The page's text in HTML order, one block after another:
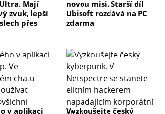
Mají
zvuk, lepší
přes
novou misi. Starší díl
Ubisoft rozdává na PC
zdarma
v aplikaci Vyzkoušejte český